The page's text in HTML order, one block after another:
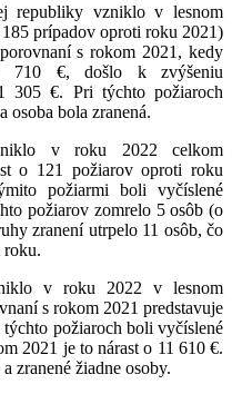
republiky vzniklo v lesnom
prípadov oproti roku 2021)
s rokom 2021, kedy
710 €, došlo k zvýšeniu
305 €. Pri týchto požiaroch
osoba bola zranená.
v roku 2022 celkom
o 121 požiarov oproti roku
požiarmi boli vyčíslené
požiarov zomrelo 5 osôb (o
zranení utrpelo 11 osôb, čo
roku.
v roku 2022 v lesnom
s rokom 2021 predstavuje
požiaroch boli vyčíslené
2021 je to nárast o 11 610 €.
zranené žiadne osoby.